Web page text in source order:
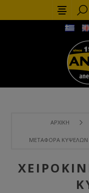
ΑΡΧΙΚΉ
ΜΕΤΑΦΟΡΆ ΚΥΨΕΛΏΝ